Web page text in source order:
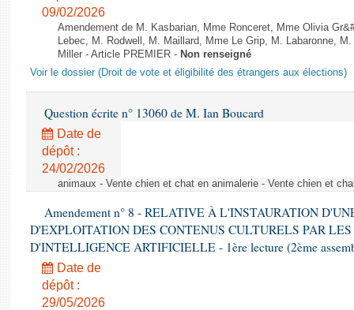
09/02/2026
Amendement de M. Kasbarian, Mme Ronceret, Mme Olivia
Lebec, M. Rodwell, M. Maillard, Mme Le Grip, M. Labaronne,
Miller - Article PREMIER - Non renseigné
Voir le dossier (Droit de vote et éligibilité des étrangers aux élections)
Question écrite n° 13060 de M. Ian Boucard
Date de
dépôt :
24/02/2026
animaux - Vente chien et chat en animalerie - Vente chien et
Amendement n° 8 - RELATIVE À L'INSTAURATION
D'EXPLOITATION DES CONTENUS CULTURELS PAR LES
D'INTELLIGENCE ARTIFICIELLE - 1ère lecture (2ème
Date de
dépôt :
29/05/2026